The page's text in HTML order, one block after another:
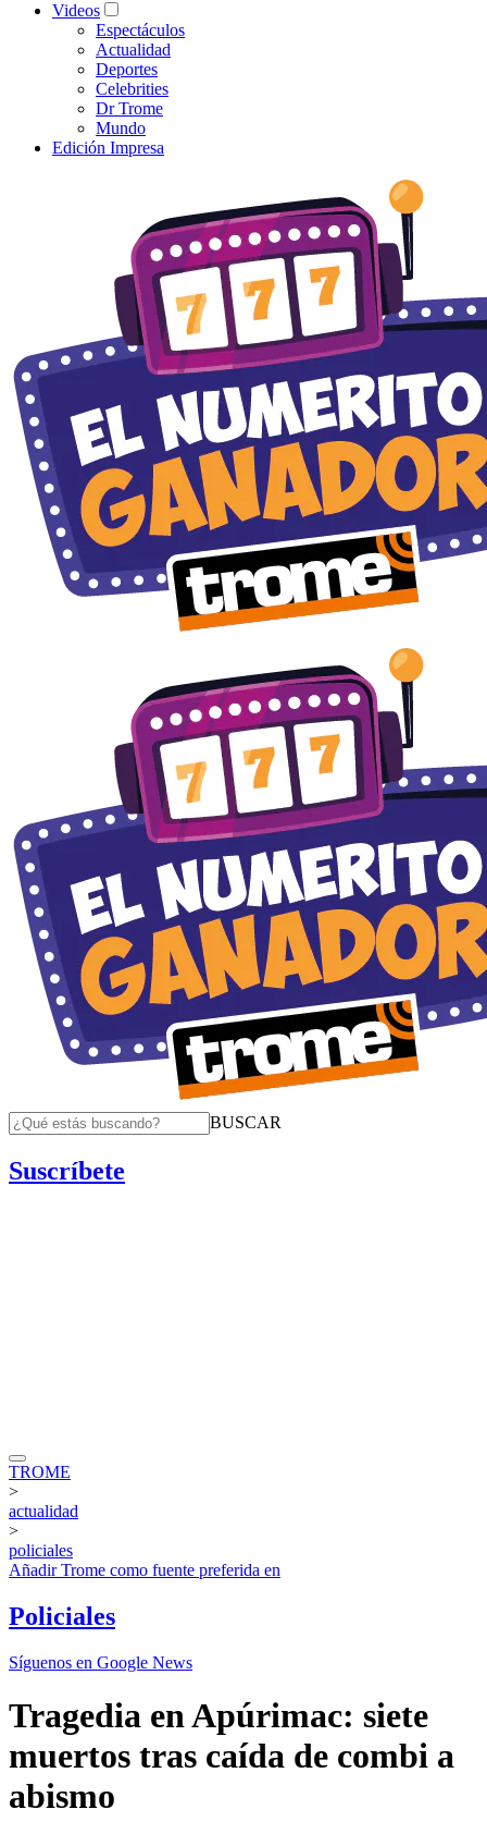
Videos
Espectáculos
Actualidad
Deportes
Celebrities
Dr Trome
Mundo
Edición Impresa
BUSCAR
Suscríbete
TROME
>
actualidad
>
policiales
AñadirTrome como fuente preferida en
Policiales
Síguenos en Google News
Tragedia en Apúrimac: siete
muertos tras caída de combi a
abismo